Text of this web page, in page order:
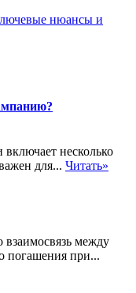
нюансы и
несколько
для... Читать»
взаимосвязь между
погашения при...